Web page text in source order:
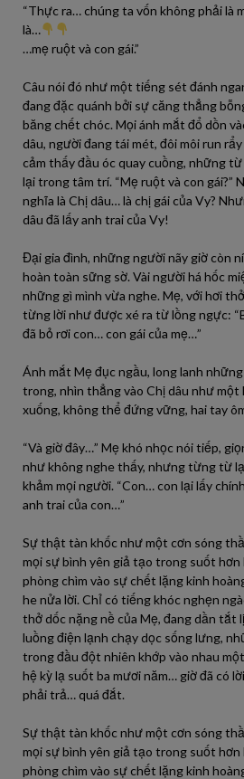
“Thực ra… chúng ta vốn không phải là
là…
…mẹ ruột và con gái.”
Câu nói đó như một tiếng sét đánh
đang đặc quánh bởi sự căng thẳng
băng chết chóc. Mọi ánh mắt đổ dồn
dâu, người đang tái mét, đôi môi run
cảm thấy đầu óc quay cuồng, những
lại trong tâm trí. “Mẹ ruột và con gái?”
nghĩa là Chị dâu… là chị gái của Vy?
dâu đã lấy anh trai của Vy!
Đại gia đình, những người nãy giờ còn
hoàn toàn sững sờ. Vài người há hốc
những gì mình vừa nghe. Mẹ, với hơi
từng lời như được xé ra từ lồng ngực:
đã bỏ rơi con… con gái của mẹ…”
Ánh mắt Mẹ đục ngầu, long lanh
trong, nhìn thẳng vào Chị dâu như một
xuống, không thể đứng vững, hai tay
“Và giờ đây…” Mẹ khó nhọc nói tiếp,
như không nghe thấy, nhưng từng từ
khảm mọi người. “Con… con lại lấy
anh trai của con…”
Sự thật tàn khốc như một cơn sóng
mọi sự bình yên giả tạo trong suốt hơn
phòng chìm vào sự chết lặng kinh
he nửa lời. Chỉ có tiếng khóc nghẹn
thở dốc nặng nề của Mẹ, đang dần tắt
luồng điện lạnh chạy dọc sống lưng,
trong đầu đột nhiên khớp vào nhau
hệ kỳ lạ suốt ba mươi năm… giờ đã có
phải trả… quá đắt.
Sự thật tàn khốc như một cơn sóng
mọi sự bình yên giả tạo trong suốt hơn
phòng chìm vào sự chết lặng kinh